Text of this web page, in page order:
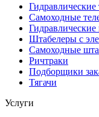
Гидравлические
Самоходные
Штабелеры с
Самоходные
Ричтраки
Подборщики
Тягачи
Услуги